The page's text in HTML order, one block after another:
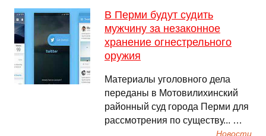
В Перми будут судить
мужчину за незаконное
хранение огнестрельного
оружия
Материалы уголовного дела
переданы в Мотовилихинский
районный суд города Перми для
рассмотрения по существу... …
Новости